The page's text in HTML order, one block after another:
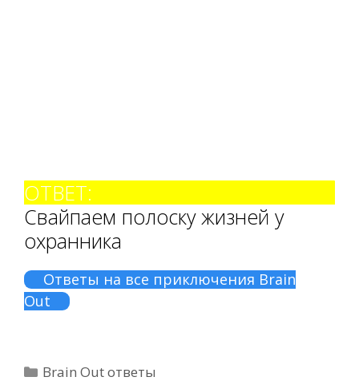
ОТВЕТ:
Свайпаем полоску жизней у
охранника
Ответы на все приключения Brain
Out
Рубрики
Brain Out ответы